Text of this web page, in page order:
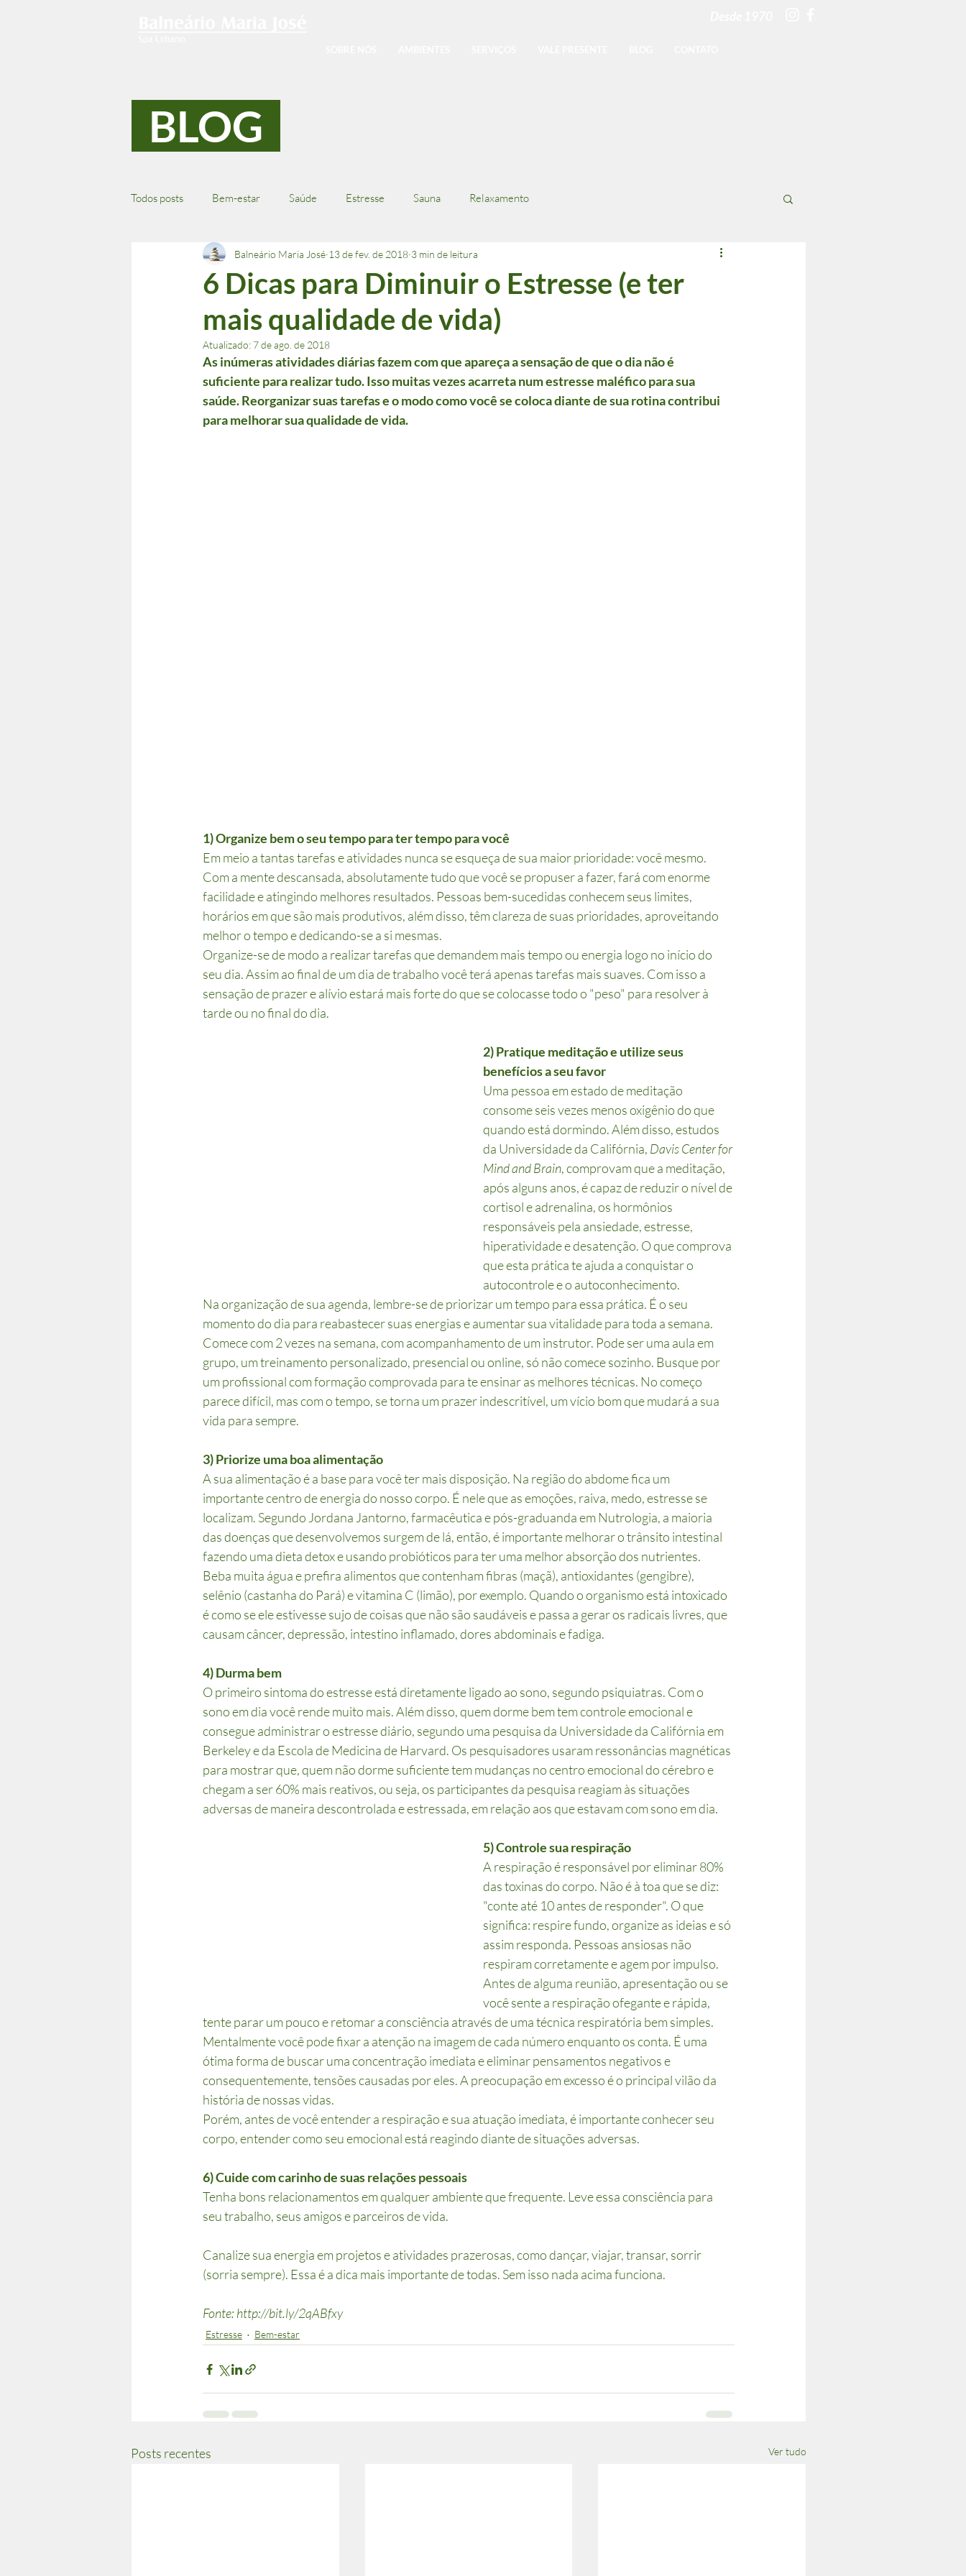
BLOG
Todos posts Bem-estar Saúde Estresse Sauna Relaxamento
6 Dicas para Diminuir o Estresse (e ter
mais qualidade de vida)
Balneário Maria José 13 de fev. de 2018 3 min de leitura
Atualizado: 7 de ago. de 2018
As inúmeras atividades diárias fazem com que apareça a sensação de que o dia não é
suficiente para realizar tudo. Isso muitas vezes acarreta num estresse maléfico para sua
saúde. Reorganizar suas tarefas e o modo como você se coloca diante de sua rotina contribui
para melhorar sua qualidade de vida.
1) Organize bem o seu tempo para ter tempo para você
Em meio a tantas tarefas e atividades nunca se esqueça de sua maior prioridade: você mesmo.
Com a mente descansada, absolutamente tudo que você se propuser a fazer, fará com enorme
facilidade e atingindo melhores resultados. Pessoas bem-sucedidas conhecem seus limites,
horários em que são mais produtivos, além disso, têm clareza de suas prioridades, aproveitando
melhor o tempo e dedicando-se a si mesmas.
Organize-se de modo a realizar tarefas que demandem mais tempo ou energia logo no início do
seu dia. Assim ao final de um dia de trabalho você terá apenas tarefas mais suaves. Com isso a
sensação de prazer e alívio estará mais forte do que se colocasse todo o "peso" para resolver à
tarde ou no final do dia.
2) Pratique meditação e utilize seus
benefícios a seu favor
Uma pessoa em estado de meditação
consome seis vezes menos oxigênio do que
quando está dormindo. Além disso, estudos
da Universidade da Califórnia, Davis Center for
Mind and Brain, comprovam que a meditação,
após alguns anos, é capaz de reduzir o nível de
cortisol e adrenalina, os hormônios
responsáveis pela ansiedade, estresse,
hiperatividade e desatenção. O que comprova
que esta prática te ajuda a conquistar o
autocontrole e o autoconhecimento.
Na organização de sua agenda, lembre-se de priorizar um tempo para essa prática. É o seu
momento do dia para reabastecer suas energias e aumentar sua vitalidade para toda a semana.
Comece com 2 vezes na semana, com acompanhamento de um instrutor. Pode ser uma aula em
grupo, um treinamento personalizado, presencial ou online, só não comece sozinho. Busque por
um profissional com formação comprovada para te ensinar as melhores técnicas. No começo
parece difícil, mas com o tempo, se torna um prazer indescritível, um vício bom que mudará a sua
vida para sempre.
3) Priorize uma boa alimentação
A sua alimentação é a base para você ter mais disposição. Na região do abdome fica um
importante centro de energia do nosso corpo. É nele que as emoções, raiva, medo, estresse se
localizam. Segundo Jordana Jantorno, farmacêutica e pós-graduanda em Nutrologia, a maioria
das doenças que desenvolvemos surgem de lá, então, é importante melhorar o trânsito intestinal
fazendo uma dieta detox e usando probióticos para ter uma melhor absorção dos nutrientes.
Beba muita água e prefira alimentos que contenham fibras (maçã), antioxidantes (gengibre),
selênio (castanha do Pará) e vitamina C (limão), por exemplo. Quando o organismo está intoxicado
é como se ele estivesse sujo de coisas que não são saudáveis e passa a gerar os radicais livres, que
causam câncer, depressão, intestino inflamado, dores abdominais e fadiga.
4) Durma bem
O primeiro sintoma do estresse está diretamente ligado ao sono, segundo psiquiatras. Com o
sono em dia você rende muito mais. Além disso, quem dorme bem tem controle emocional e
consegue administrar o estresse diário, segundo uma pesquisa da Universidade da Califórnia em
Berkeley e da Escola de Medicina de Harvard. Os pesquisadores usaram ressonâncias magnéticas
para mostrar que, quem não dorme suficiente tem mudanças no centro emocional do cérebro e
chegam a ser 60% mais reativos, ou seja, os participantes da pesquisa reagiam às situações
adversas de maneira descontrolada e estressada, em relação aos que estavam com sono em dia.
5) Controle sua respiração
A respiração é responsável por eliminar 80%
das toxinas do corpo. Não é à toa que se diz:
"conte até 10 antes de responder". O que
significa: respire fundo, organize as ideias e só
assim responda. Pessoas ansiosas não
respiram corretamente e agem por impulso.
Antes de alguma reunião, apresentação ou se
você sente a respiração ofegante e rápida,
tente parar um pouco e retomar a consciência através de uma técnica respiratória bem simples.
Mentalmente você pode fixar a atenção na imagem de cada número enquanto os conta. É uma
ótima forma de buscar uma concentração imediata e eliminar pensamentos negativos e
consequentemente, tensões causadas por eles. A preocupação em excesso é o principal vilão da
história de nossas vidas.
Porém, antes de você entender a respiração e sua atuação imediata, é importante conhecer seu
corpo, entender como seu emocional está reagindo diante de situações adversas.
6) Cuide com carinho de suas relações pessoais
Tenha bons relacionamentos em qualquer ambiente que frequente. Leve essa consciência para
seu trabalho, seus amigos e parceiros de vida.
Canalize sua energia em projetos e atividades prazerosas, como dançar, viajar, transar, sorrir
(sorria sempre). Essa é a dica mais importante de todas. Sem isso nada acima funciona.
Fonte: http://bit.ly/2qABfxy
Estresse Bem-estar
Posts recentes Ver tudo